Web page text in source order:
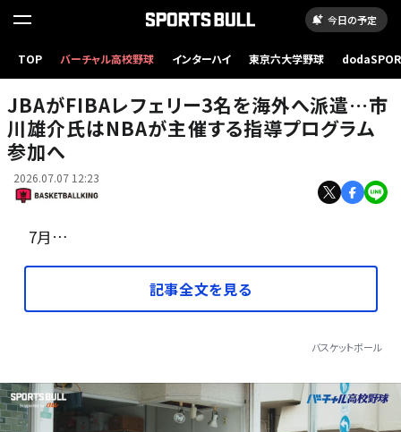
今日の予定
TOP バーチャル高校野球 インターハイ 東京六大学野球
NBAが主催するレフェリー指導プログラムに参加する市川氏［写真］＝B.LEAGUE
JBAがFIBAレフェリー3名を海外へ派遣…市
川雄介氏はNBAが主催する指導プログラム
参加へ
2026.07.07 12:23
7月…
記事全文を見る
バスケットボール